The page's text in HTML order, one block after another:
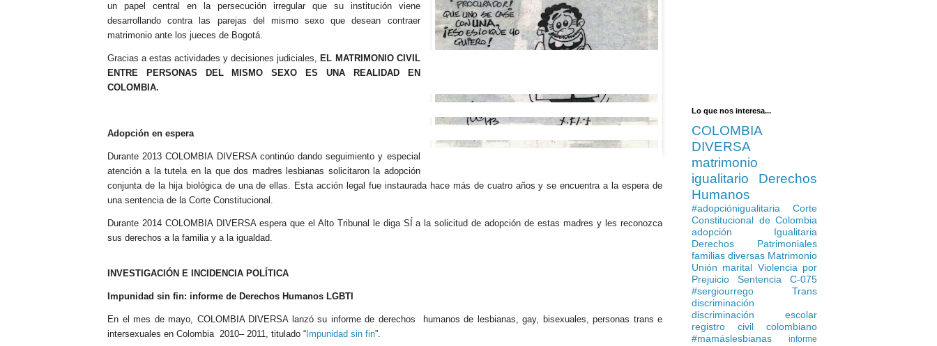
un papel central en la persecución irregular que su institución viene
desarrollando contra las parejas del mismo sexo que desean contraer
matrimonio ante los jueces de Bogotá.
Gracias a estas actividades y decisiones judiciales, EL MATRIMONIO CIVIL
ENTRE PERSONAS DEL MISMO SEXO ES UNA REALIDAD EN
COLOMBIA.
Adopción en espera
Durante 2013 COLOMBIA DIVERSA continúo dando seguimiento y especial
atención a la tutela en la que dos madres lesbianas solicitaron la adopción
conjunta de la hija biológica de una de ellas. Esta acción legal fue instaurada hace más de cuatro años y se encuentra a la espera de
una sentencia de la Corte Constitucional.
Durante 2014 COLOMBIA DIVERSA espera que el Alto Tribunal le diga SÍ a la solicitud de adopción de estas madres y les reconozca
sus derechos a la familia y a la igualdad.
INVESTIGACIÓN E INCIDENCIA POLÍTICA
Impunidad sin fin: informe de Derechos Humanos LGBTI
En el mes de mayo, COLOMBIA DIVERSA lanzó su informe de derechos humanos de lesbianas, gay, bisexuales, personas trans e
intersexuales en Colombia 2010– 2011, titulado “ Impunidad sin fin”.
Lo que nos interesa...
COLOMBIA
DIVERSA
matrimonio
igualitario
Derechos
Humanos
#adopciónigualitaria
Corte
Constitucional de Colombia
adopción Igualitaria
Derechos Patrimoniales
familias diversas Matrimonio
Unión marital Violencia por
Prejuicio
Sentencia C-075
#sergiourrego
Trans
discriminación
discriminación escolar
registro civil colombiano
#mamáslesbianas
informe